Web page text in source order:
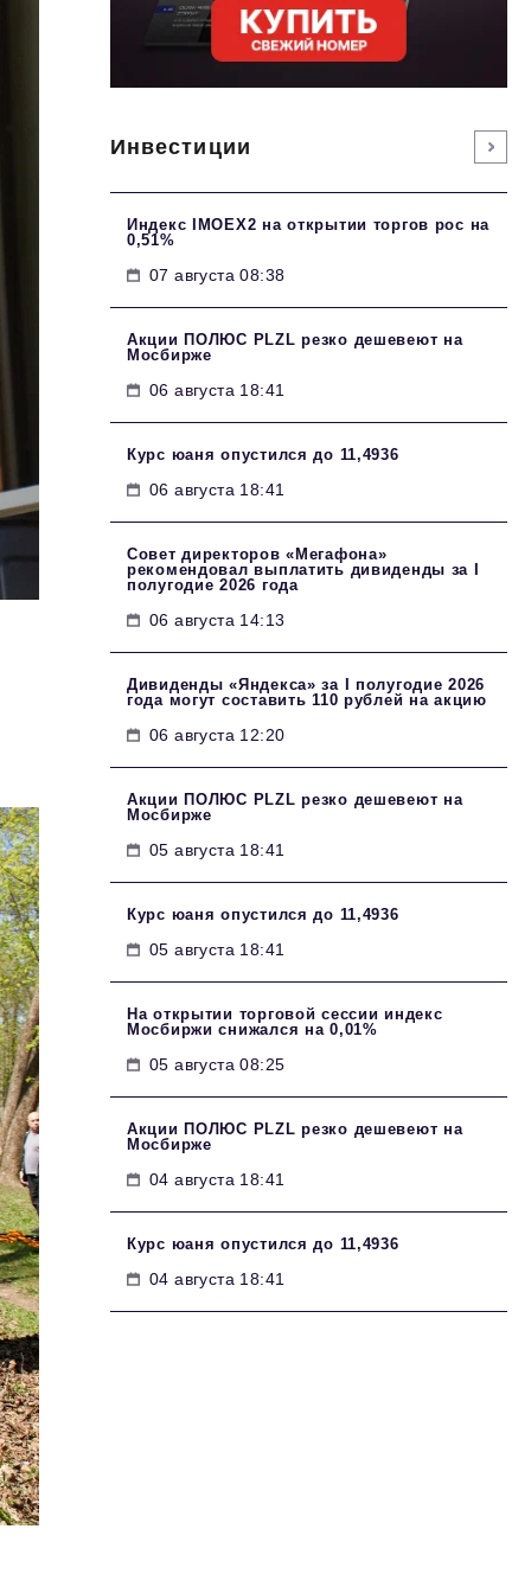
Инвестиции
Индекс IMOEX2 на открытии торгов рос на
0,51%
07 августа 08:38
Акции ПОЛЮС PLZL резко дешевеют на
Мосбирже
06 августа 18:41
Курс юаня опустился до 11,4936
06 августа 18:41
Совет директоров «Мегафона»
рекомендовал выплатить дивиденды за I
полугодие 2026 года
06 августа 14:13
Дивиденды «Яндекса» за I полугодие 2026
года могут составить 110 рублей на акцию
06 августа 12:20
Акции ПОЛЮС PLZL резко дешевеют на
Мосбирже
05 августа 18:41
Курс юаня опустился до 11,4936
05 августа 18:41
На открытии торговой сессии индекс
Мосбиржи снижался на 0,01%
05 августа 08:25
Акции ПОЛЮС PLZL резко дешевеют на
Мосбирже
04 августа 18:41
Курс юаня опустился до 11,4936
04 августа 18:41